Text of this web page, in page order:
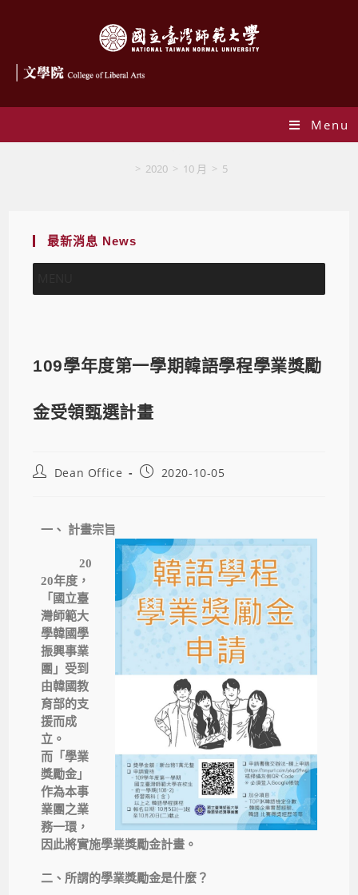
Menu
> 2020 > 10 月 > 5
最新消息 News
109學年度第一學期韓語學程學業獎勵
金受領甄選計畫
Dean Office 2020-10-05
一、 計畫宗旨
20
20年度，
「國立臺
灣師範大
學韓國學
振興事業
團」受到
由韓國教
育部的支
援而成
立。
而「學業
獎勵金」
作為本事
業團之業
務一環，
因此將實施學業獎勵金計畫。
二、所謂的學業獎勵金是什麼？